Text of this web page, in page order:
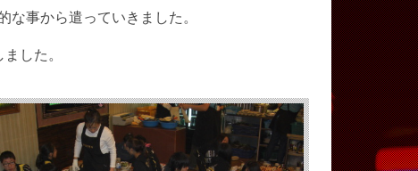
事から遣っていきました。
した。